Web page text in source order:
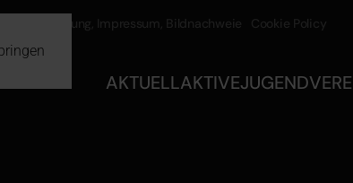
Haftung, Impressum, Bildnachweie Cookie Policy
AKTUELLAKTIVEJUGEND